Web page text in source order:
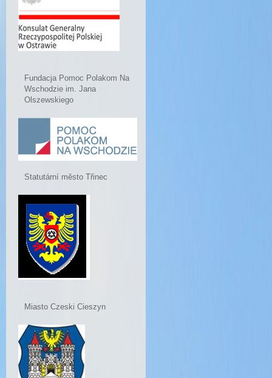
Fundacja Pomoc Polakom Na
Wschodzie im. Jana
Olszewskiego
Statutární město Třinec
Miasto Czeski Cieszyn